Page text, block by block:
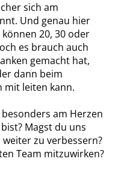
sich am
Und genau hier
20, 30 oder
es brauch auch
gemacht hat,
dann beim
mit leiten kann.
am Herzen
Magst du uns
zu verbessern?
Team mitzuwirken?